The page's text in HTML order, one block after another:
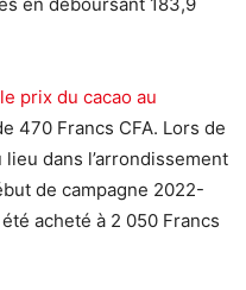
le prix du cacao au
470 Francs CFA. Lors de
dans l’arrondissement
de campagne 2022-
acheté à 2 050 Francs